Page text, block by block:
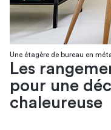
Une étagère de bureau en
Les
pour une
chaleureuse